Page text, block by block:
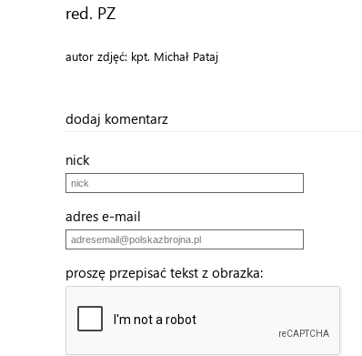
red. PZ
autor zdjęć: kpt. Michał Pataj
dodaj komentarz
nick
adres e-mail
proszę przepisać tekst z obrazka: